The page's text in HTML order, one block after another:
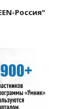
Россия"